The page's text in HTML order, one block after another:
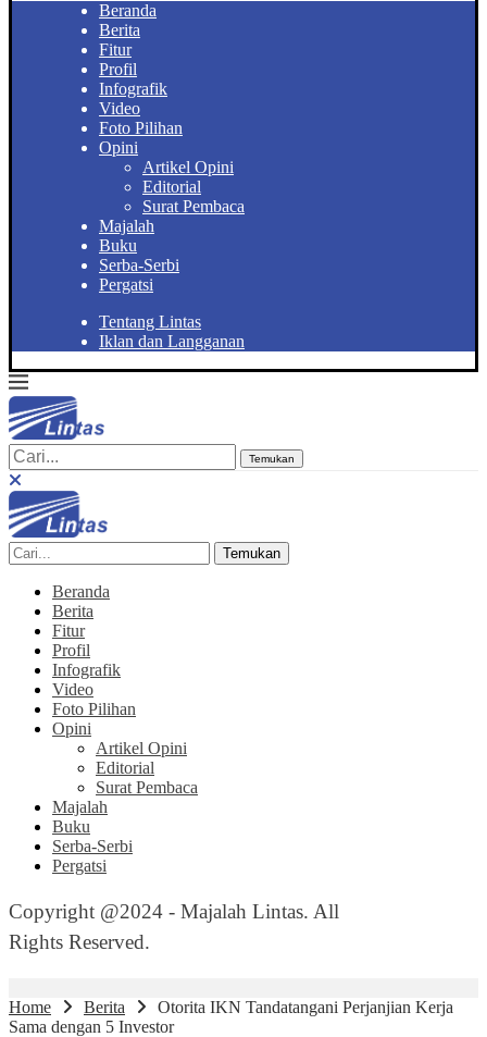
Beranda
Berita
Fitur
Profil
Infografik
Video
Foto Pilihan
Opini
Artikel Opini
Editorial
Surat Pembaca
Majalah
Buku
Serba-Serbi
Pergatsi
Tentang Lintas
Iklan dan Langganan
Temukan
Temukan
Beranda
Berita
Fitur
Profil
Infografik
Video
Foto Pilihan
Opini
Artikel Opini
Editorial
Surat Pembaca
Majalah
Buku
Serba-Serbi
Pergatsi
Copyright @2024 - Majalah Lintas. All
Rights Reserved.
Home Berita
Otorita IKN Tandatangani Perjanjian Kerja
Sama dengan 5 Investor